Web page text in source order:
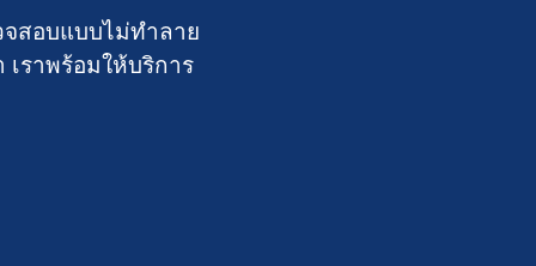
สอบแบบไม่ทำลาย
ราพร้อมให้บริการ